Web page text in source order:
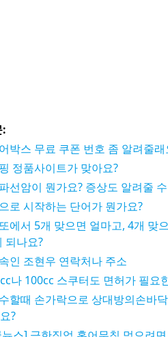
:
박스 무료 쿠폰 번호 좀 알려줄래
정품사이트가 맞아요?
선암이 뭔가요? 증상도 알려줄
로 시작하는 단어가 뭔가요?
에서 5개 맞으면 얼마고, 4개 맞
되나요?
인 조현우 연락처나 주소
나 100cc 스쿠터도 면허가 필요
할때 손가락으로 상대방의손바
?